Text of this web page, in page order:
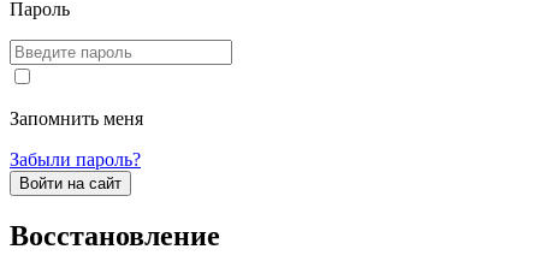
Пароль
Запомнить меня
Забыли пароль?
Войти на сайт
Восстановление